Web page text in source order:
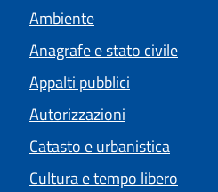
Ambiente
Anagrafe e stato civile
Appalti pubblici
Autorizzazioni
Catasto e urbanistica
Cultura e tempo libero